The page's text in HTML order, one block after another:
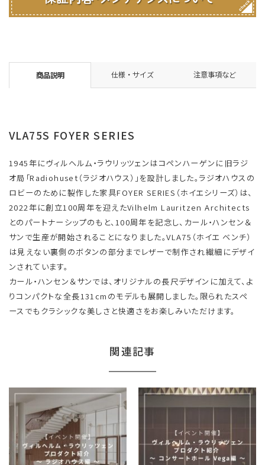
商品説明 仕様・サイズ 注意事項など
VLA75S FOYER SERIES
1945年にヴィルヘルム・ラウリッツェンはコペンハーゲンに旧ラジ
オ局「Radiohuset（ラジオハウス）」を設計しました。ラジオハウスの
ロビーのために製作した家具FOYER SERIES（ホイエシリーズ）は、
2022年に創立100周年を迎えたVilhelm Lauritzen Architects
とのパートナーシップのもと、100周年を記念し、カール・ハンセン＆
サンで生産が開始されることになりました。VLA75（ホイエ ベンチ）
は見えない裏側のボタンの部分までレザーで制作され繊細にデザイ
ンされています。
カール・ハンセン＆サンでは、オリジナルの長尺デザインに加えて、よ
りコンパクトな全長131cmのモデルも展開しました。限られたスペ
ースでもクラシックな美しさと快適さをお楽しみいただけます。
関連記事